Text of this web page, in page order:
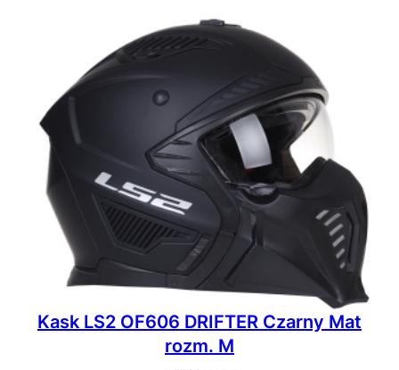
Kask LS2 OF606 DRIFTER Czarny Mat
rozm. M